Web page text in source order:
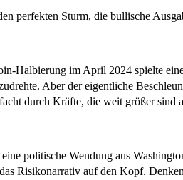
perfekten Sturm, die bullische
Halbierung im April 2024 spielte
Aber der eigentliche
durch Kräfte, die weit größer sind
politische Wendung aus
Risikonarrativ auf den Kopf.